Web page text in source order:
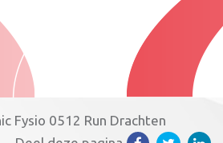
Fysio 0512 Run Drachten